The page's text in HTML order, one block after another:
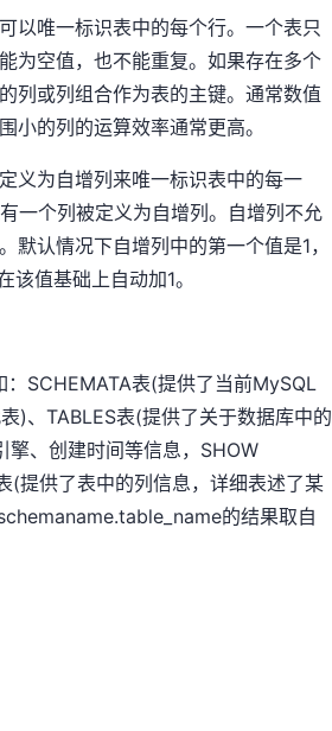
以唯一标识表中的每个行。一个表只
为空值，也不能重复。如果存在多个
列或列组合作为表的主键。通常数值
小的列的运算效率通常更高。
义为自增列来唯一标识表中的每一
一个列被定义为自增列。自增列不允
认情况下自增列中的第一个值是1，
值基础上自动加1。
SCHEMATA表(提供了当前MySQL
)、TABLES表(提供了关于数据库中的
、创建时间等信息，SHOW
(提供了表中的列信息，详细表述了某
的结果取自